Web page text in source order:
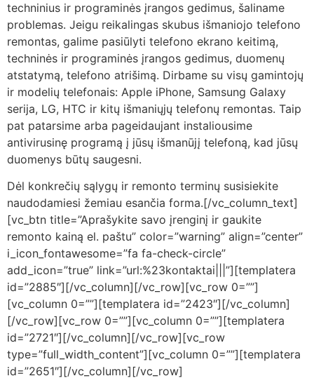
techninius ir programinės įrangos gedimus, šaliname
problemas. Jeigu reikalingas skubus išmaniojo telefono
remontas, galime pasiūlyti telefono ekrano keitimą,
techninės ir programinės įrangos gedimus, duomenų
atstatymą, telefono atrišimą. Dirbame su visų gamintojų
ir modelių telefonais: Apple iPhone, Samsung Galaxy
serija, LG, HTC ir kitų išmaniųjų telefonų remontas. Taip
pat patarsime arba pageidaujant instaliousime
antivirusinę programą į jūsų išmanūjį telefoną, kad jūsų
duomenys būtų saugesni.
Dėl konkrečių sąlygų ir remonto terminų susisiekite
naudodamiesi žemiau esančia forma.[/vc_column_text]
[vc_btn title=”Aprašykite savo įrenginį ir gaukite
remonto kainą el. paštu” color=”warning” align=”center”
i_icon_fontawesome=”fa fa-check-circle”
add_icon=”true” link=”url:%23kontaktai|||”][templatera
id=”2885″][/vc_column][/vc_row][vc_row 0=””]
[vc_column 0=””][templatera id=”2423″][/vc_column]
[/vc_row][vc_row 0=””][vc_column 0=””][templatera
id=”2721″][/vc_column][/vc_row][vc_row
type=”full_width_content”][vc_column 0=””][templatera
id=”2651″][/vc_column][/vc_row]